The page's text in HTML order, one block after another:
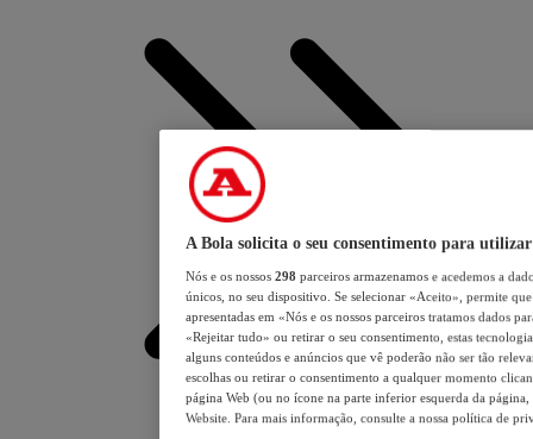
A Bola solicita o seu consentimento para utilizar
Nós e os nossos 298 parceiros armazenamos e acedemos a
únicos, no seu dispositivo. Se selecionar «Aceito», permite
apresentadas em «Nós e os nossos parceiros tratamos dados
«Rejeitar tudo» ou retirar o seu consentimento, estas
alguns conteúdos e anúncios que vê poderão não ser tão
escolhas ou retirar o consentimento a qualquer momento
página Web (ou no ícone na parte inferior esquerda da página,
Website. Para mais informação, consulte a nossa política de